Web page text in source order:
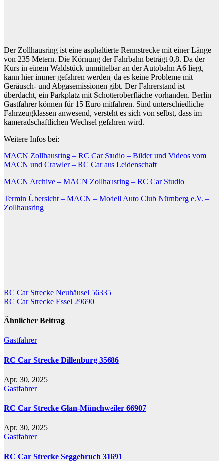
Der Zollhausring ist eine asphaltierte Rennstrecke mit einer Länge
von 235 Metern. Die Körnung der Fahrbahn beträgt 0,8. Da der
Kurs in einem Waldstück unmittelbar an der Autobahn A6 liegt,
kann hier immer gefahren werden, da es keine Probleme mit
Geräusch- und Abgasemissionen gibt. Der Fahrerstand ist
überdacht, ein Parkplatz mit Schotteroberfläche vorhanden. Berlin
Gastfahrer können für 15 Euro mitfahren. Sind unterschiedliche
Fahrzeugklassen anwesend, versteht es sich von selbst, dass im
kameradschaftlichen Wechsel gefahren wird.
Weitere Infos bei:
MACN Zollhausring – RC Car Studio – Bilder und Videos vom
MACN und Crawler – RC Car aus Leidenschaft
MACN Archive – MACN Zollhausring – RC Car Studio
Termin Übersicht – MACN – Modell Auto Club Nürnberg e.V. –
Zollhausring
Beitragsnavigation
RC Car Strecke Neuhäusel 56335
RC Car Strecke Essel 29690
Ähnlicher Beitrag
Gastfahrer
RC Car Strecke Dillenburg 35686
Apr. 30, 2025
Gastfahrer
RC Car Strecke Glan-Münchweiler 66907
Apr. 30, 2025
Gastfahrer
RC Car Strecke Seggebruch 31691